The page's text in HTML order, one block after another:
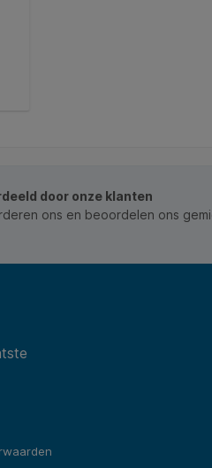
door onze klanten
ons en beoordelen ons